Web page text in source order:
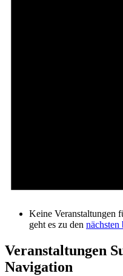
Keine Veranstaltungen
geht es zu den nächsten
Veranstaltungen
Navigation